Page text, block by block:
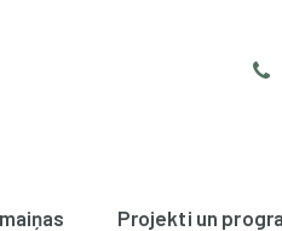
Projekti un